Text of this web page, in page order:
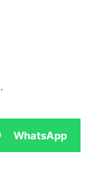
WhatsApp